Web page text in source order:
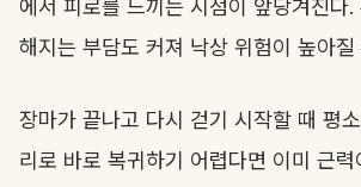
에서 피로를 느끼는 시점이 앞당겨진다
해지는 부담도 커져 낙상 위험이 높아질
장마가 끝나고 다시 걷기 시작할 때 평
리로 바로 복귀하기 어렵다면 이미 근